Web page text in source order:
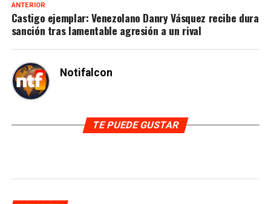
ANTERIOR
Castigo ejemplar: Venezolano Danry Vásquez recibe dura
sanción tras lamentable agresión a un rival
Notifalcon
TE PUEDE GUSTAR